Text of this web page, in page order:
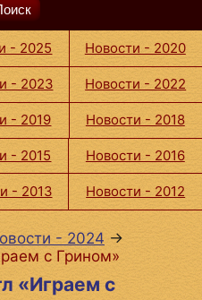
- 2025 Новости - 2020
- 2023 Новости - 2022
- 2019 Новости - 2018
- 2015 Новости - 2016
- 2013 Новости - 2012
- 2024 →
с Грином»
«Играем с